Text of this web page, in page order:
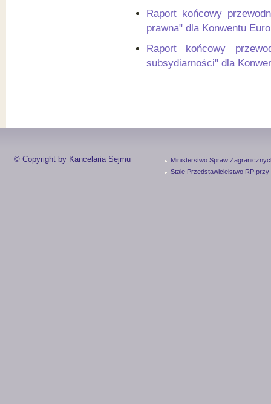
Raport końcowy
prawna" dla Konwentu
Raport końcowy
subsydiarności" dla
© Copyright by Kancelaria Sejmu
Ministerstwo Spraw
Stałe Przedstawicielstwo RP przy